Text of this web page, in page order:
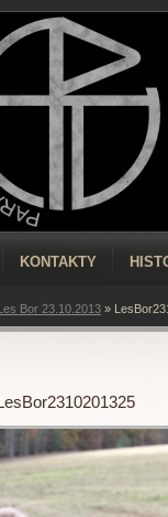
KONTAKTY
Bor 23.10.2013 »